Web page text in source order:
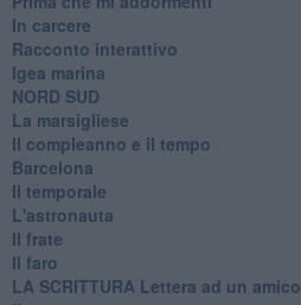
In carcere
Racconto interattivo
Igea marina
​NORD SUD
La marsigliese
Il compleanno e il tempo
Barcelona
Il temporale
L'astronauta
Il frate
Il faro
​LA SCRITTURA Lettera ad un amico